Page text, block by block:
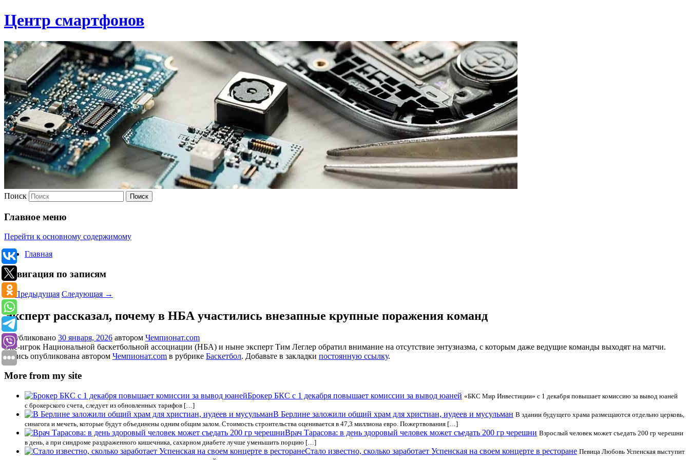
Центр смартфонов
Поиск
Главное меню
Перейти к основному содержимому
Главная
Навигация по записям
←Предыдущая Следующая →
Эксперт рассказал, почему в НБА участились внезапные крупные поражения команд
Опубликовано 30 января, 2026 автором Чемпионат.com
Экс-игрок Национальной баскетбольной ассоциации (НБА) и ныне эксперт Тим Леглер обратил внимание на отсутствие энтузиазма, с которым даже ведущие команды выходят на матчи.
Запись опубликована автором Чемпионат.com в рубрике Баскетбол. Добавьте в закладки постоянную ссылку.
More from my site
Брокер БКС с 1 декабря повышает комиссии за вывод юаней «БКС Мир Инвестиции» с 1 декабря повышает комиссию за вывод юаней
с брокерского счета, следует из обновленных тарифов […]
В Берлине заложили общий храм для христиан, иудеев и мусульман В здании будущего храма размещаются отдельно церковь,
синагога и мечеть, которые будут объединены одним общим залом. Стоимость строительства оценивается в 47,3 миллиона евро. Пожертвования […]
Врач Тарасова: в день здоровый человек может съедать 200 гр черешни Взрослый человек может съедать 200 гр черешни
в день, а при синдроме раздраженного кишечника, сахарном диабете лучше уменьшить порцию […]
Стало известно, сколько заработает Успенская на своем концерте в ресторане Певица Любовь Успенская выступит